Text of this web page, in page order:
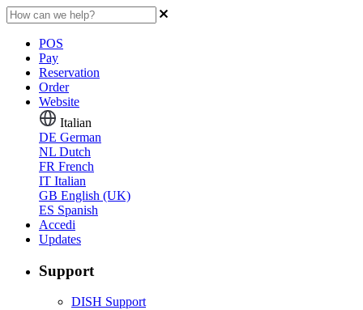
POS
Pay
Reservation
Order
Website
Italian
DE German
NL Dutch
FR French
IT Italian
GB English (UK)
ES Spanish
Accedi
Updates
Support
DISH Support